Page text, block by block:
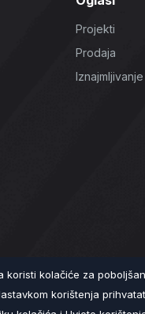
Projekti
Prodaja
Iznajmljivanje
prava zadržana
PrivatnostiPolitika
koristi kolačiće za
korištenja